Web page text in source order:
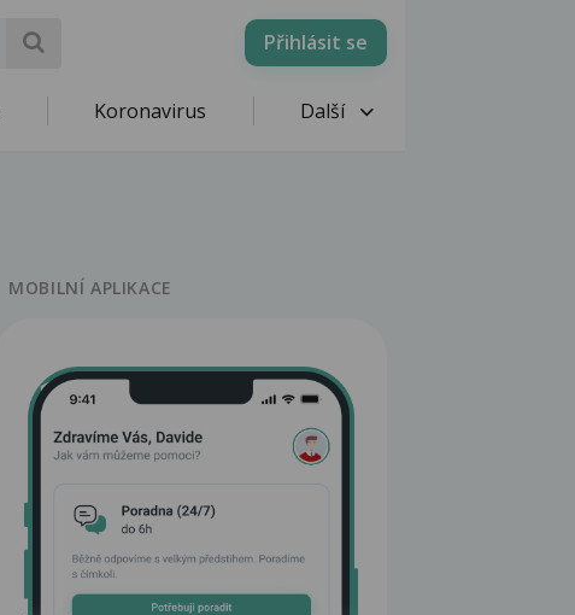
Přihlásit se
Koronavirus Další
MOBILNÍ APLIKACE